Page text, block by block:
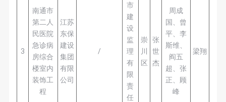
3
南通市
第二人
民医院
急诊病
房综合
楼室内
装饰工
程
江苏
东保
建设
集团
有限
公司
/
市
建
设
监
理
有
限
责
任
崇
川
区
张
世
杰
周成
国、曾
平、李
斯维、
阎五
超、张
正、顾
峰
梁翔